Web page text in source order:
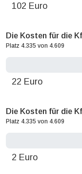
102 Euro
Die Kosten für die
Platz 4.335 von 4.609
22 Euro
Die Kosten für die
Platz 4.335 von 4.609
2 Euro